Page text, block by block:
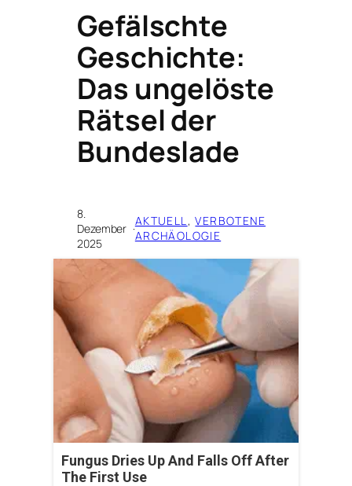
Gefälschte
Geschichte:
Das ungelöste
Rätsel der
Bundeslade
8.
Dezember
2025
·AKTUELL, VERBOTENE
ARCHÄOLOGIE
Fungus Dries Up And Falls Off After
The First Use